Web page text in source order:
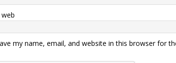
my name, email, and website in this browser for